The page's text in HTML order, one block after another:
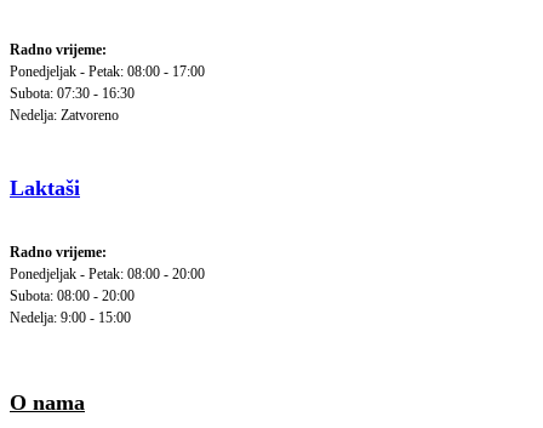
Radno vrijeme:
Ponedjeljak - Petak: 08:00 - 17:00
Subota: 07:30 - 16:30
Nedelja: Zatvoreno
Laktaši
Radno vrijeme:
Ponedjeljak - Petak: 08:00 - 20:00
Subota: 08:00 - 20:00
Nedelja: 9:00 - 15:00
O nama